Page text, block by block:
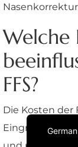
Welche
FFS?
Die Kosten der
Eingriffs, German